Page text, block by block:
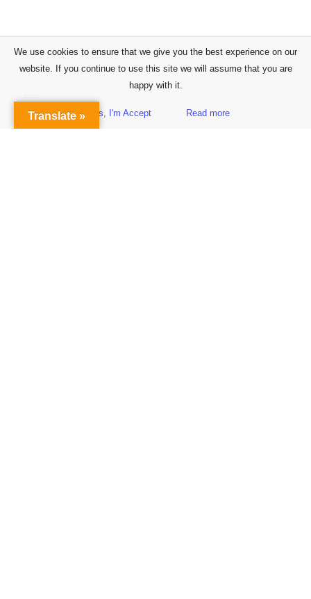
Sidebar
We use cookies to ensure that we give you the best experience on our
website. If you continue to use this site we will assume that you are
happy with it.
Yes, I'm Accept Read more
Translate »